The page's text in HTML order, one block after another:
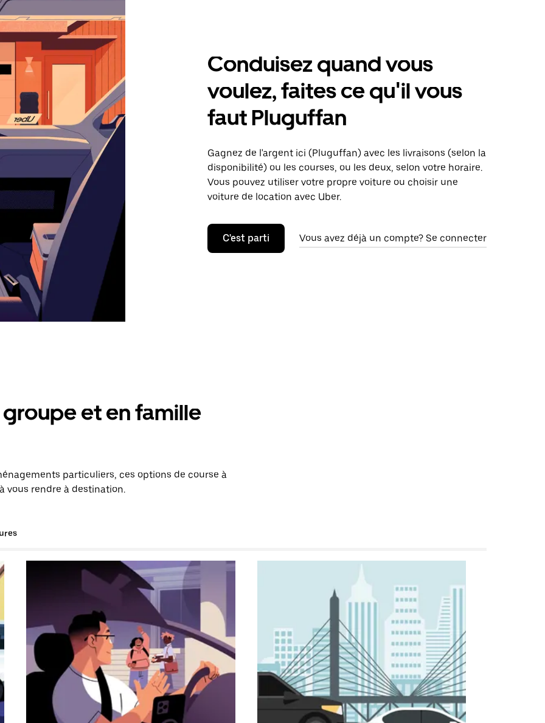
Conduisez quand vous
voulez, faites ce qu'il vous
faut Pluguffan
Gagnez de l'argent ici (Pluguffan) avec les livraisons (selon la
disponibilité) ou les courses, ou les deux, selon votre horaire.
Vous pouvez utiliser votre propre voiture ou choisir une
voiture de location avec Uber.
C'est parti Vous avez déjà un compte? Se connecter
et en famille
particuliers, ces options de course à
vous rendre à destination.